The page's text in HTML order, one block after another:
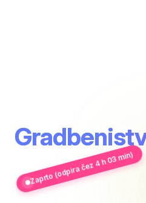
Zaprto (odpira čez 4 h 03 min)